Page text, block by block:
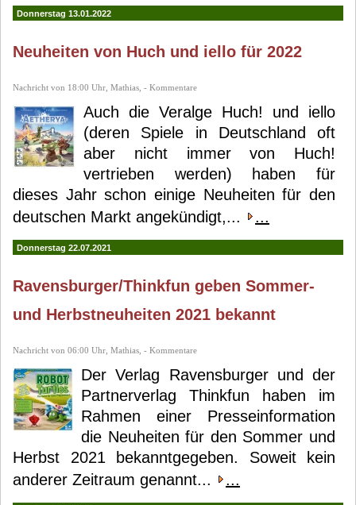
Donnerstag 13.01.2022
Neuheiten von Huch und iello für 2022
Nachricht von 18:00 Uhr, Mathias, - Kommentare
Auch die Veralge Huch! und iello
(deren Spiele in Deutschland oft
aber nicht immer von Huch!
vertrieben werden) haben für
dieses Jahr schon einige Neuheiten für den
deutschen Markt angekündigt,...
...
Donnerstag 22.07.2021
Ravensburger/Thinkfun geben Sommer-
und Herbstneuheiten 2021 bekannt
Nachricht von 06:00 Uhr, Mathias, - Kommentare
Der Verlag Ravensburger und der
Partnerverlag Thinkfun haben im
Rahmen einer Presseinformation
die Neuheiten für den Sommer und
Herbst 2021 bekanntgegeben. Soweit kein
anderer Zeitraum genannt...
...